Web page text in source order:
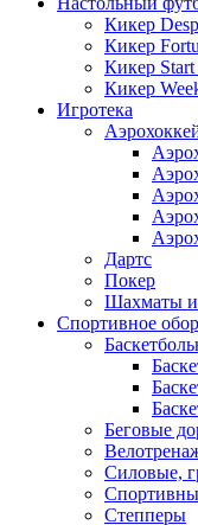
Кикер
Кикер
Кикер
Кикер
Игротека
Дартс
Покер
Шахматы
Спортивное
Беговые
Силовые,
Степперы